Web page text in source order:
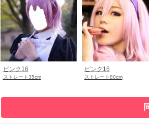
ピンク16
ストレート35cm
ピンク16
ストレート80cm